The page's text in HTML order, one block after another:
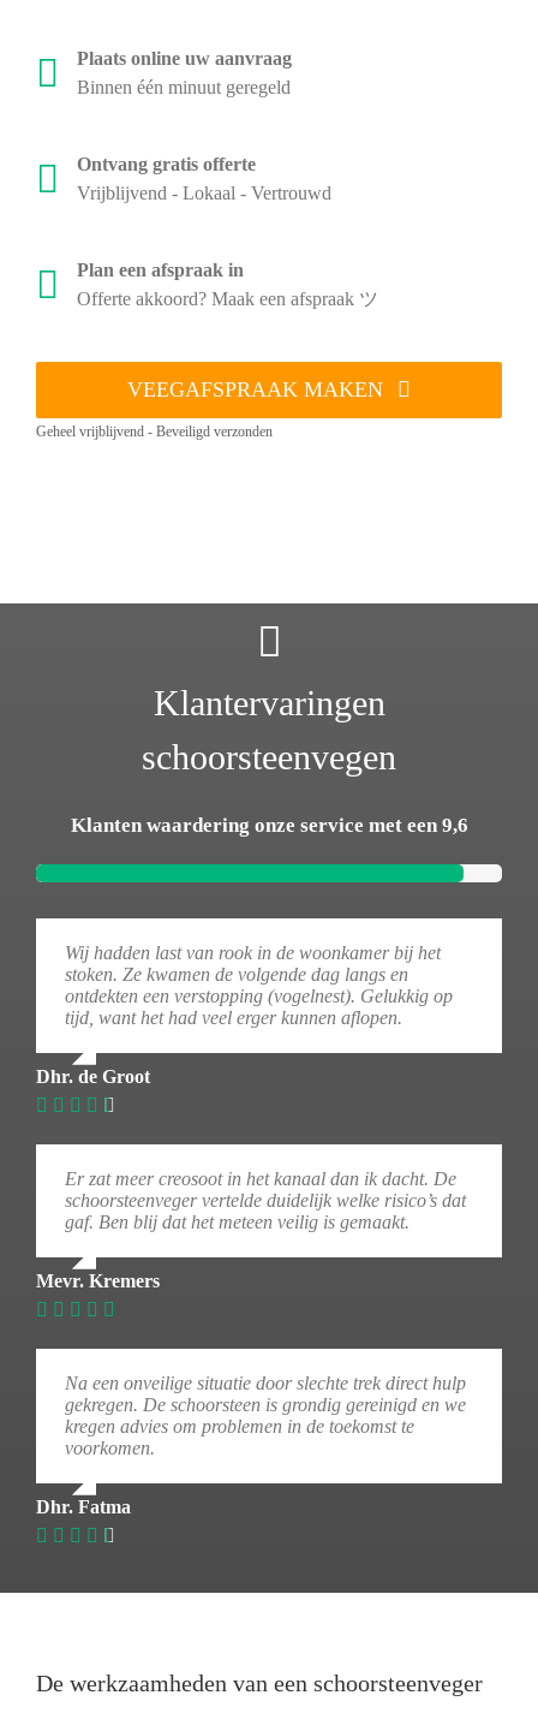
Plaats online uw aanvraag
Binnen één minuut geregeld
Ontvang gratis offerte
Vrijblijvend - Lokaal - Vertrouwd
Plan een afspraak in
Offerte akkoord? Maak een afspraak ツ
VEEGAFSPRAAK MAKEN
Geheel vrijblijvend - Beveiligd verzonden
Klantervaringen
schoorsteenvegen
Klanten waardering onze service met een 9,6
Wij hadden last van rook in de woonkamer bij het
stoken. Ze kwamen de volgende dag langs en
ontdekten een verstopping (vogelnest). Gelukkig op
tijd, want het had veel erger kunnen aflopen.
Dhr. de Groot
Er zat meer creosoot in het kanaal dan ik dacht. De
schoorsteenveger vertelde duidelijk welke risico’s dat
gaf. Ben blij dat het meteen veilig is gemaakt.
Mevr. Kremers
Na een onveilige situatie door slechte trek direct hulp
gekregen. De schoorsteen is grondig gereinigd en we
kregen advies om problemen in de toekomst te
voorkomen.
Dhr. Fatma
De werkzaamheden van een schoorsteenveger